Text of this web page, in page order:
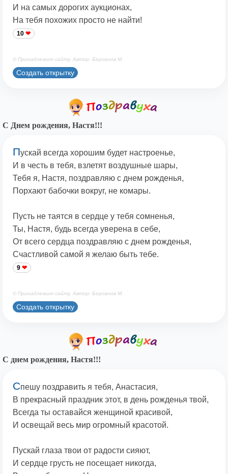
И на самых дорогих аукционах,
На тебя похожих просто не найти!
10
© Принадлежит сайту. Автор: Берсанов М.
Создать открытку
С Днем рождения, Настя!!!
Пускай всегда хорошим будет настроенье,
И в честь в тебя, взлетят воздушные шары,
Тебя я, Настя, поздравляю с днем рожденья,
Порхают бабочки вокруг, не комары.
Пусть не таятся в сердце у тебя сомненья,
Ты, Настя, будь всегда уверена в себе,
От всего сердца поздравляю с днем рожденья,
Счастливой самой я желаю быть тебе.
9
© Принадлежит сайту. Автор: Берсанов М.
Создать открытку
С днем рождения, Настя!!!
Спешу поздравить я тебя, Анастасия,
В прекрасный праздник этот, в день рожденья твой,
Всегда ты оставайся женщиной красивой,
И освещай весь мир огромный красотой.
Пускай глаза твои от радости сияют,
И сердце грусть не посещает никогда,